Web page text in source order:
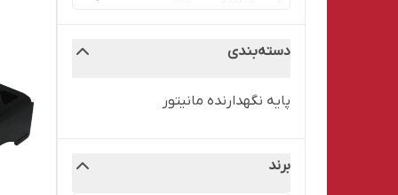
دسته‌بندی
پایه نگهدارنده مانیتور
برند